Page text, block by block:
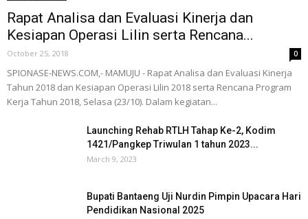
Rapat Analisa dan Evaluasi Kinerja dan
Kesiapan Operasi Lilin serta Rencana...
October 25, 2018 0
SPIONASE-NEWS.COM,- MAMUJU - Rapat Analisa dan Evaluasi Kinerja
Tahun 2018 dan Kesiapan Operasi Lilin 2018 serta Rencana Program
Kerja Tahun 2018, Selasa (23/10). Dalam kegiatan...
Launching Rehab RTLH Tahap Ke-2, Kodim
1421/Pangkep Triwulan 1 tahun 2023...
March 9, 2023
Bupati Bantaeng Uji Nurdin Pimpin Upacara Hari
Pendidikan Nasional 2025